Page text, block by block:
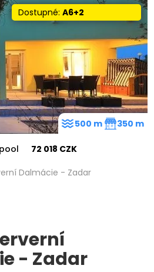
Dostupné:A6+2
72 018 CZK
Dalmácie - Zadar
500 m 350 m
- Zadar